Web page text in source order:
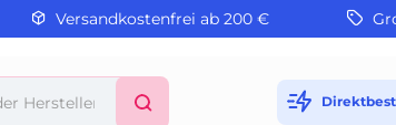
Versandkostenfrei ab 200 €